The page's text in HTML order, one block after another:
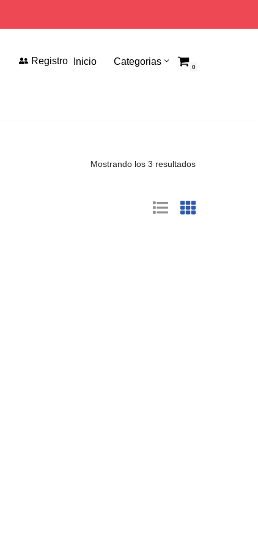
Registro Inicio Categorias
0
Mostrando los 3 resultados